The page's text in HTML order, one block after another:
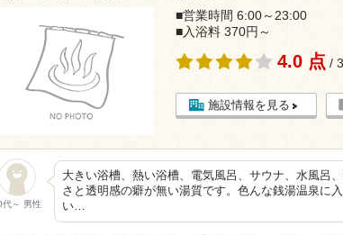
■営業時間 6:00～23:00
■入浴料 370円～
4.0 点 /
施設情報を見る
代～ 男性
大きい浴槽、熱い浴槽、電気風呂、サウナ、水風呂
さと透明感の癖が無い湯質です。色んな銭湯温泉に
い…